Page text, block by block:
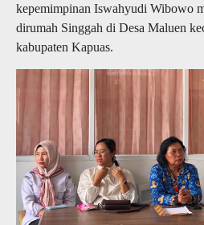
kepemimpinan Iswahyudi Wibowo
dirumah Singgah di Desa Maluen
kabupaten Kapuas.